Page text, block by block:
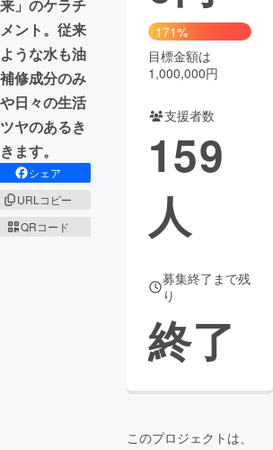
Social Good
CAMPFIRE Creation
るさと納税machi-ya コミュニティ
」のケラチ
ント。従来
うな水も油
修成分のみ
日々の生活
ヤのあるき
ます。
シェア
URLコピー
QRコード
171%
目標金額は
1,000,000円
支援者数
159
人
募集終了まで残
り
終了
このプロジェクトは、